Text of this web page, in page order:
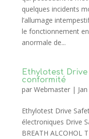
quelques incidents
l’allumage
le fonctionnement
anormale de...
Ethylotest
conformité
par Webmaster|
Ethylotest Drive
électroniques Drive
BREATH ALCOHOL